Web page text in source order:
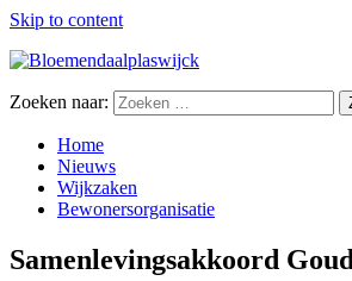
Skip to content
Zoeken naar:
Home
Nieuws
Wijkzaken
Bewonersorganisatie
Samenlevingsakkoord